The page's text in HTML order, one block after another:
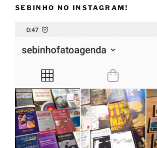
SEBINHO NO INSTAGRAM!